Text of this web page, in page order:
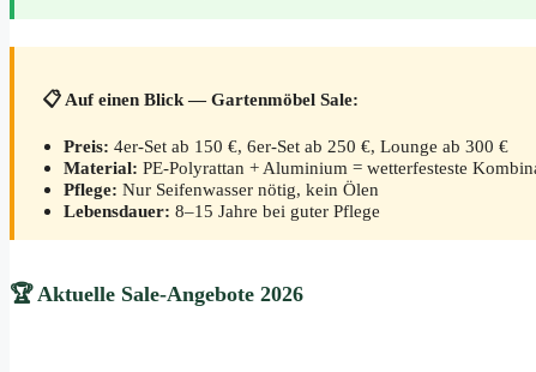
📋 Auf einen Blick — Gartenmöbel Sale:
Preis: 4er-Set ab 150 €, 6er-Set ab 250 €, Lounge ab 300 €
Material: PE-Polyrattan + Aluminium = wetterfesteste
Pflege: Nur Seifenwasser nötig, kein Ölen
Lebensdauer: 8–15 Jahre bei guter Pflege
🏆 Aktuelle Sale-Angebote 2026